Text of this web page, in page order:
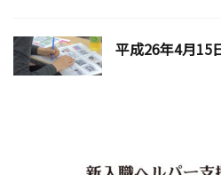
平成26年4月15